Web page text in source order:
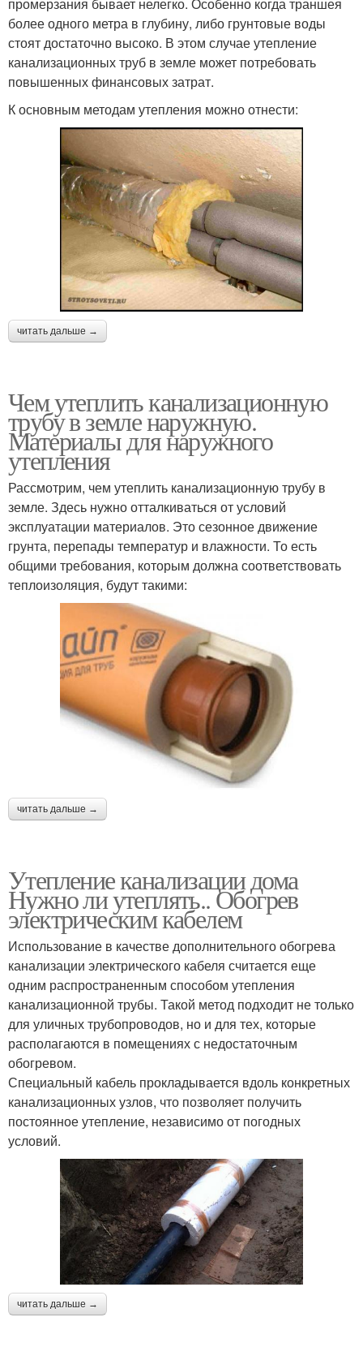
более одного метра в глубину, либо грунтовые воды
стоят достаточно высоко. В этом случае утепление
канализационных труб в земле может потребовать
повышенных финансовых затрат.
К основным методам утепления можно отнести:
читать дальше →
Чем утеплить канализационную
трубу в земле наружную.
Материалы для наружного
утепления
Рассмотрим, чем утеплить канализационную трубу в
земле. Здесь нужно отталкиваться от условий
эксплуатации материалов. Это сезонное движение
грунта, перепады температур и влажности. То есть
общими требования, которым должна соответствовать
теплоизоляция, будут такими:
читать дальше →
Утепление канализации дома
Нужно ли утеплять.. Обогрев
электрическим кабелем
Использование в качестве дополнительного обогрева
канализации электрического кабеля считается еще
одним распространенным способом утепления
канализационной трубы. Такой метод подходит не только
для уличных трубопроводов, но и для тех, которые
располагаются в помещениях с недостаточным
обогревом.
Специальный кабель прокладывается вдоль конкретных
канализационных узлов, что позволяет получить
постоянное утепление, независимо от погодных
условий.
читать дальше →